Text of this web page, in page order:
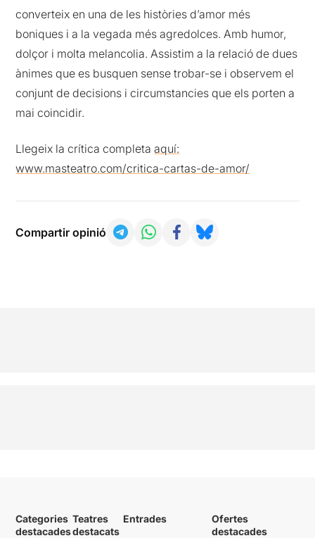
converteix en una de les històries d’amor més
boniques i a la vegada més agredolces. Amb humor,
dolçor i molta melancolia. Assistim a la relació de dues
ànimes que es busquen sense trobar-se i observem el
conjunt de decisions i circumstancies que els porten a
mai coincidir.
Llegeix la crítica completaaquí:
www.masteatro.com/critica-cartas-de-amor/
Compartir opinió
Categories
destacades
Teatres
destacats
Entrades
Ofertes
destacades